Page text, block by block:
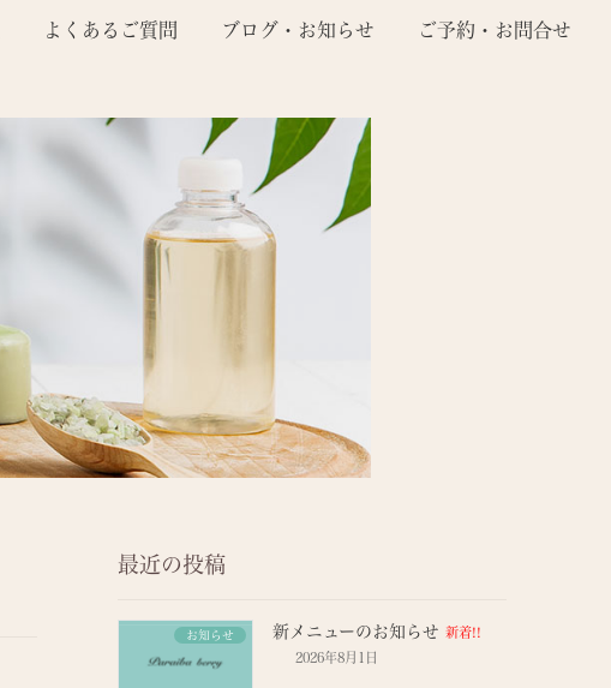
よくあるご質問 ブログ・お知らせ ご予約・お問合せ
最近の投稿
お知らせ 新メニューのお知らせ 新着!!
2026年8月1日